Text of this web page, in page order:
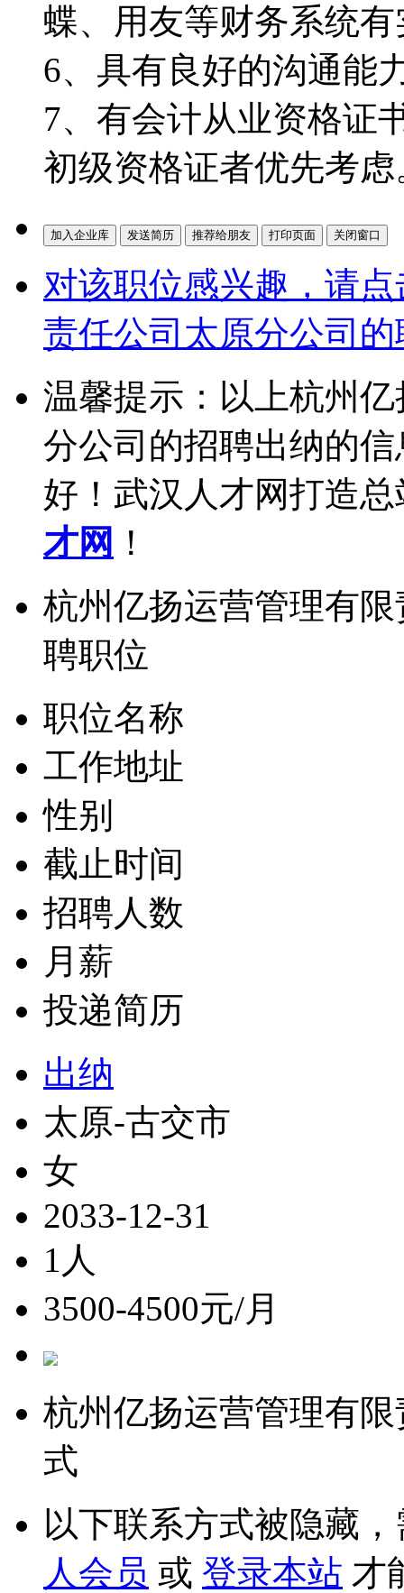
蝶、用友等财务系统
6、具有良好的沟通能
7、有会计从业资格证
初级资格证者优先考虑
对该职位感兴趣，请
责任公司太原分公司
温馨提示：以上杭州
分公司的招聘出纳的
好！武汉人才网打造
才网 ！
杭州亿扬运营管理有
聘职位
职位名称
工作地址
性别
截止时间
招聘人数
月薪
投递简历
出纳
太原-古交市
女
2033-12-31
1人
3500-4500元/月
杭州亿扬运营管理有
式
以下联系方式被隐藏
人会员 或 登录本站 才